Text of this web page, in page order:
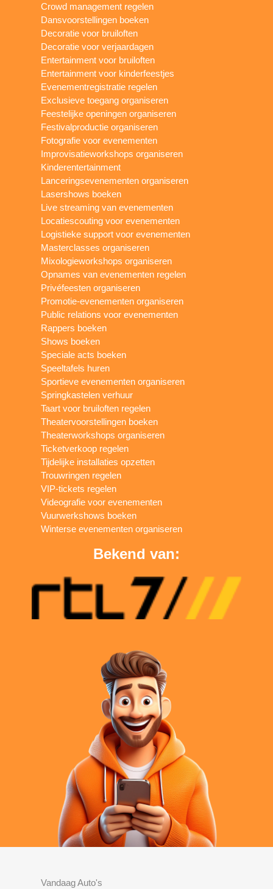
Crowd management regelen
Dansvoorstellingen boeken
Decoratie voor bruiloften
Decoratie voor verjaardagen
Entertainment voor bruiloften
Entertainment voor kinderfeestjes
Evenementregistratie regelen
Exclusieve toegang organiseren
Feestelijke openingen organiseren
Festivalproductie organiseren
Fotografie voor evenementen
Improvisatieworkshops organiseren
Kinderentertainment
Lanceringsevenementen organiseren
Lasershows boeken
Live streaming van evenementen
Locatiescouting voor evenementen
Logistieke support voor evenementen
Masterclasses organiseren
Mixologieworkshops organiseren
Opnames van evenementen regelen
Privéfeesten organiseren
Promotie-evenementen organiseren
Public relations voor evenementen
Rappers boeken
Shows boeken
Speciale acts boeken
Speeltafels huren
Sportieve evenementen organiseren
Springkastelen verhuur
Taart voor bruiloften regelen
Theatervoorstellingen boeken
Theaterworkshops organiseren
Ticketverkoop regelen
Tijdelijke installaties opzetten
Trouwringen regelen
VIP-tickets regelen
Videografie voor evenementen
Vuurwerkshows boeken
Winterse evenementen organiseren
Bekend van:
Vandaag Auto's